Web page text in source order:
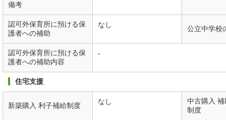
備考
認可外保育所に預ける保
護者への補助
なし 公立中学校
認可外保育所に預ける保
護者への補助内容
-
住宅支援
新築購入 利子補給制度 なし
中古購入
制度